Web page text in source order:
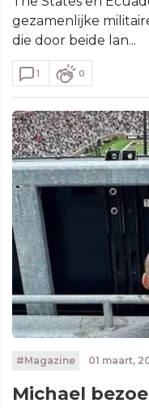
gezamenlijke
die door beide lan...
1 0
#Magazine 01 maart,
Michael